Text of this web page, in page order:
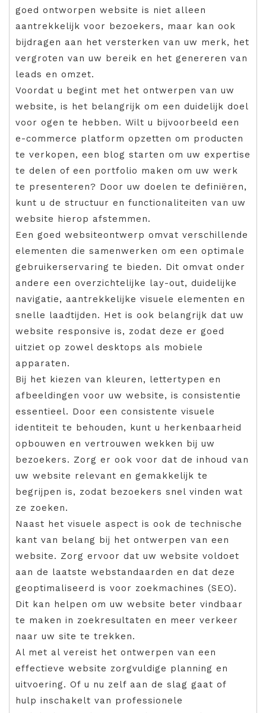
goed ontworpen website is niet alleen
aantrekkelijk voor bezoekers, maar kan ook
bijdragen aan het versterken van uw merk, het
vergroten van uw bereik en het genereren van
leads en omzet.
Voordat u begint met het ontwerpen van uw
website, is het belangrijk om een duidelijk doel
voor ogen te hebben. Wilt u bijvoorbeeld een
e-commerce platform opzetten om producten
te verkopen, een blog starten om uw expertise
te delen of een portfolio maken om uw werk
te presenteren? Door uw doelen te definiëren,
kunt u de structuur en functionaliteiten van uw
website hierop afstemmen.
Een goed websiteontwerp omvat verschillende
elementen die samenwerken om een optimale
gebruikerservaring te bieden. Dit omvat onder
andere een overzichtelijke lay-out, duidelijke
navigatie, aantrekkelijke visuele elementen en
snelle laadtijden. Het is ook belangrijk dat uw
website responsive is, zodat deze er goed
uitziet op zowel desktops als mobiele
apparaten.
Bij het kiezen van kleuren, lettertypen en
afbeeldingen voor uw website, is consistentie
essentieel. Door een consistente visuele
identiteit te behouden, kunt u herkenbaarheid
opbouwen en vertrouwen wekken bij uw
bezoekers. Zorg er ook voor dat de inhoud van
uw website relevant en gemakkelijk te
begrijpen is, zodat bezoekers snel vinden wat
ze zoeken.
Naast het visuele aspect is ook de technische
kant van belang bij het ontwerpen van een
website. Zorg ervoor dat uw website voldoet
aan de laatste webstandaarden en dat deze
geoptimaliseerd is voor zoekmachines (SEO).
Dit kan helpen om uw website beter vindbaar
te maken in zoekresultaten en meer verkeer
naar uw site te trekken.
Al met al vereist het ontwerpen van een
effectieve website zorgvuldige planning en
uitvoering. Of u nu zelf aan de slag gaat of
hulp inschakelt van professionele